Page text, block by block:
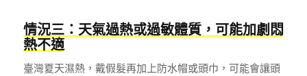
情況三：天氣過熱或過敏體質，可能加劇悶
熱不適
臺灣夏天濕熱，戴假髮再加上防水帽或頭巾，可能會讓頭